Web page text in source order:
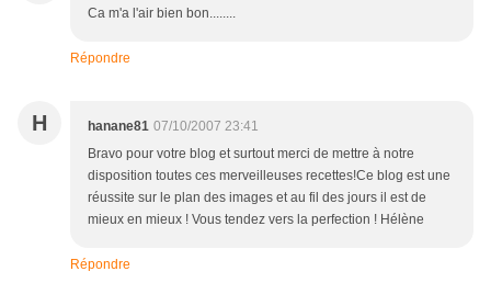
Ca m'a l'air bien bon........
Répondre
H hanane81 07/10/2007 23:41
Bravo pour votre blog et surtout merci de mettre à notre
disposition toutes ces merveilleuses recettes!Ce blog est une
réussite sur le plan des images et au fil des jours il est de
mieux en mieux ! Vous tendez vers la perfection ! Hélène
Répondre